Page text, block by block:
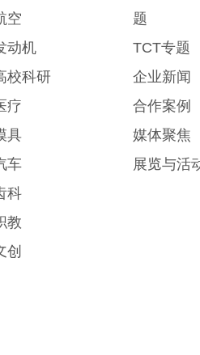
空
动机
校科研
疗
具
车
科
教
创
题
TCT专题
企业新闻
合作案例
媒体聚焦
展览与活